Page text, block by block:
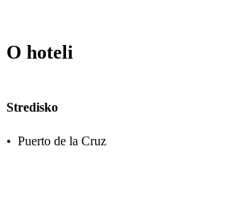
O hoteli
Stredisko
• Puerto de la Cruz